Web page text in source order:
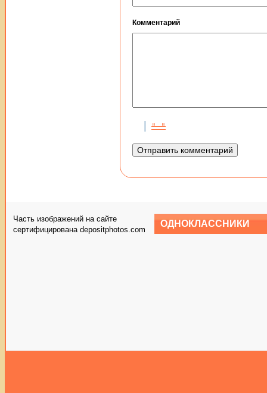
Комментарий
Часть изображений на сайте
сертифицирована depositphotos.com
ОДНОКЛАССНИКИ